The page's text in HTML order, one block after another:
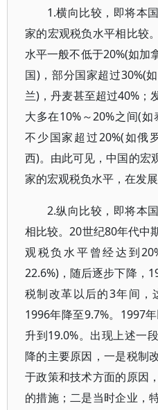
1.横向比较，即将本
家的宏观税负水平相比较
水平一般不低于20%(如加
国)，部分国家超过30%(
兰)，丹麦甚至超过40%；
大多在10%～20%之间(
不少国家超过20%(如俄
西)。由此可见，中国的宏
家的宏观税负水平，在发
2.纵向比较，即将本
相比较。20世纪80年代中
观税负水平曾经达到
22.6%)，随后逐步下降，
税制改革以后的3年间，
1996年降至9.7%。1997
升到19.0%。出现上述一
降的主要原因，一是税制
于政策和技术方面的原因
的措施；二是当时企业，